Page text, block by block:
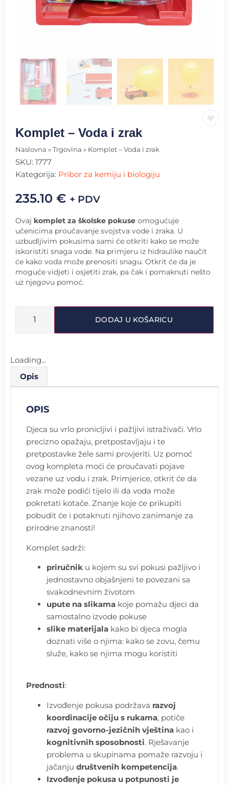
Komplet – Voda i zrak
Naslovna » Trgovina » Komplet – Voda i zrak
SKU: 1777
Kategorija: Pribor za kemiju i biologiju
235.10 € + PDV
Ovaj komplet za školske pokuse omogućuje
učenicima proučavanje svojstva vode i zraka. U
uzbudljivim pokusima sami će otkriti kako se može
iskoristiti snaga vode. Na primjeru iz hidraulike naučit
će kako voda može prenositi snagu. Otkrit će da je
moguće vidjeti i osjetiti zrak, pa čak i pomaknuti nešto
uz njegovu pomoć.
DODAJ U KOŠARICU
Loading...
Opis
OPIS
Djeca su vrlo pronicljivi i pažljivi istraživači. Vrlo
precizno opažaju, pretpostavljaju i te
pretpostavke žele sami provjeriti. Uz pomoć
ovog kompleta moći će proučavati pojave
vezane uz vodu i zrak. Primjerice, otkrit će da
zrak može podići tijelo ili da voda može
pokretati kotače. Znanje koje će prikupiti
pobudit će i potaknuti njihovo zanimanje za
prirodne znanosti!
Komplet sadrži:
priručnik u kojem su svi pokusi pažljivo i
jednostavno objašnjeni te povezani sa
svakodnevnim životom
upute na slikama koje pomažu djeci da
samostalno izvode pokuse
slike materijala kako bi djeca mogla
doznati više o njima: kako se zovu, čemu
služe, kako se njima mogu koristiti
Prednosti:
Izvođenje pokusa podržava razvoj
koordinacije očiju s rukama, potiče
razvoj govorno-jezičnih vještina kao i
kognitivnih sposobnosti. Rješavanje
problema u skupinama pomaže razvoju i
jačanju društvenih kompetencija.
Izvođenje pokusa u potpunosti je